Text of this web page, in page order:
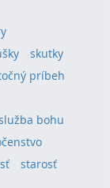
skutky
príbeh
bohu
starosť